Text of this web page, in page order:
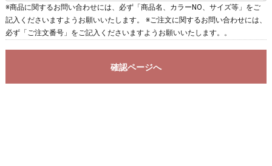
※商品に関するお問い合わせには、必ず「商品名、カラーNO、サイズ等」をご
記入くださいますようお願いいたします。 ※ご注文に関するお問い合わせには、
必ず「ご注文番号」をご記入くださいますようお願いいたします。。
確認ページへ